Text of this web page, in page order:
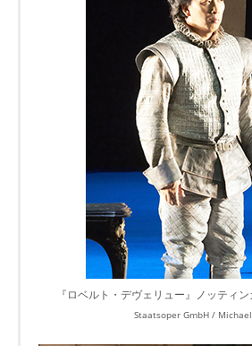
『ロベルト・デヴェリュー』ノッティ
Staatsoper GmbH /